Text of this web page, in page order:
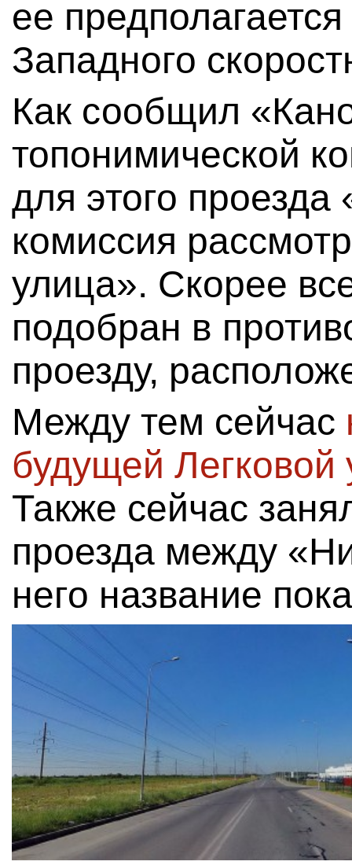
ее
Западного
Как сообщил
топонимической
для этого проезда
комиссия
улица». Скорее
подобран в
проезду,
Между тем сейчас
будущей
Также сейчас
проезда между
него название